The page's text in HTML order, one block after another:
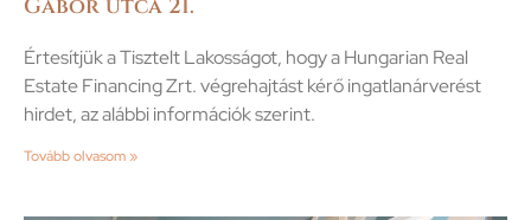
Gábor utca 21.
Értesítjük a Tisztelt Lakosságot, hogy a Hungarian Real
Estate Financing Zrt. végrehajtást kérő ingatlanárverést
hirdet, az alábbi információk szerint.
Tovább olvasom »